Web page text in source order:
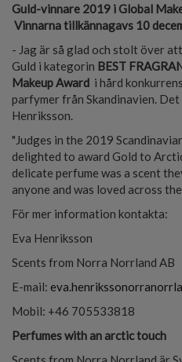
Guld-vinnare 2019 i Global
Vinnarna tillkännagavs 10
- Jag är så glad och stolt över
Guld i kategorin BEST
Makeup Award i hård
parfymer från Skandinavien.
Henriksson.
"Judges in the 2019
delighted to award Gold to
delicate perfume was a scent
anyone and was loved across
För mer information kontakta:
Eva Henriksson
Scents from Norra Norrland AB
E-mail:
Mobil: +46 705533818
Perfumes with an arctic touch